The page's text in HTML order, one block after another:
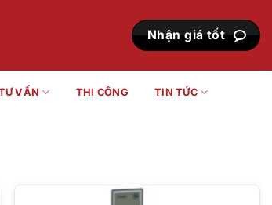
Nhận giá tốt
VẤN THI CÔNG TIN TỨC